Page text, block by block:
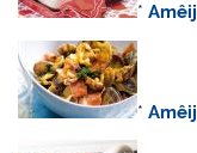
*
*